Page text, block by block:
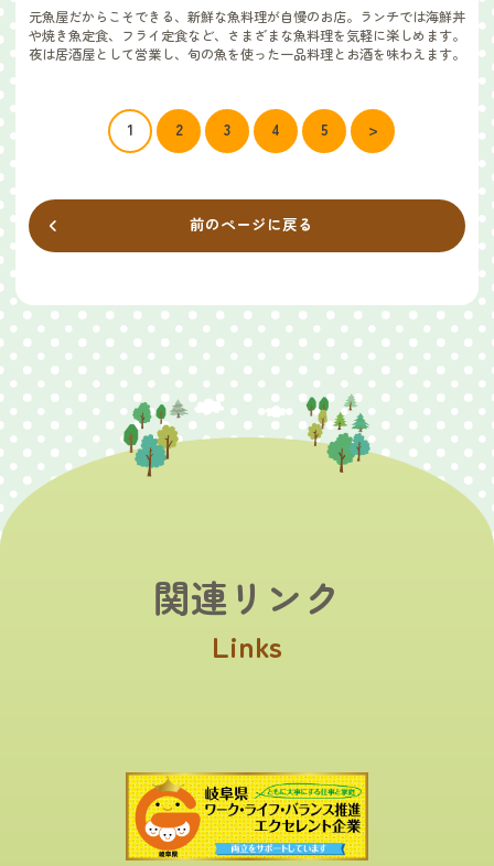
元魚屋だからこそできる、新鮮な魚料理が自慢のお店。ランチでは海鮮丼
や焼き魚定食、フライ定食など、さまざまな魚料理を気軽に楽しめます。
夜は居酒屋として営業し、旬の魚を使った一品料理とお酒を味わえます。
1 2 3 4 5 >
前のページに戻る
関連リンク
Links